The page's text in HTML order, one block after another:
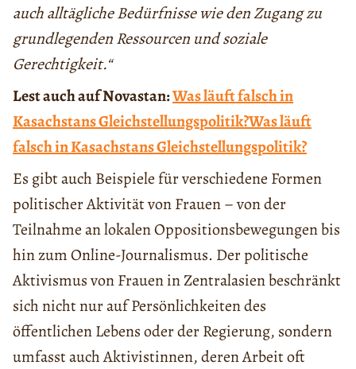
auch alltägliche Bedürfnisse wie den Zugang zu
grundlegenden Ressourcen und soziale
Gerechtigkeit.“
Lest auch auf Novastan:Was läuft falsch in
Kasachstans Gleichstellungspolitik?Was läuft
falsch in Kasachstans Gleichstellungspolitik?
Es gibt auch Beispiele für verschiedene Formen
politischer Aktivität von Frauen – von der
Teilnahme an lokalen Oppositionsbewegungen bis
hin zum Online-Journalismus. Der politische
Aktivismus von Frauen in Zentralasien beschränkt
sich nicht nur auf Persönlichkeiten des
öffentlichen Lebens oder der Regierung, sondern
umfasst auch Aktivistinnen, deren Arbeit oft